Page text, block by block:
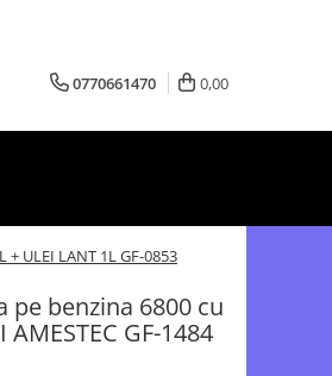
0770661470 0,00
+ ULEI LANT 1L GF-0853
pe benzina 6800 cu
GF-1484